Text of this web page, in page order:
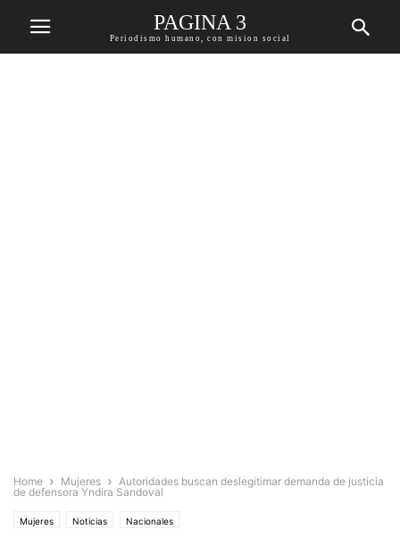
PAGINA 3
Periodismo humano, con mision social
Home Mujeres
Autoridades buscan deslegitimar demanda de justicia
de defensora Yndira Sandoval
Mujeres Noticias Nacionales